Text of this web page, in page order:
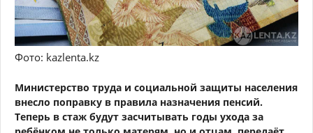
Фото: kazlenta.kz
Министерство труда и социальной защиты населения
внесло поправку в правила назначения пенсий.
Теперь в стаж будут засчитывать годы ухода за